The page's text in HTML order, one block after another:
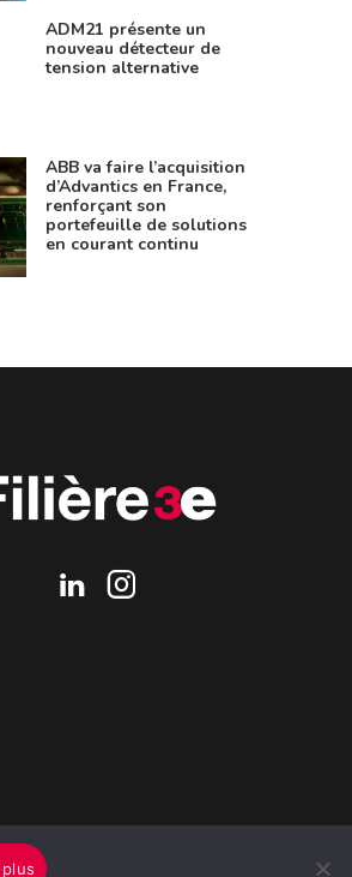
ADM21 présente un
nouveau détecteur de
tension alternative
ABB va faire l’acquisition
d’Advantics en France,
renforçant son
portefeuille de solutions
en courant continu